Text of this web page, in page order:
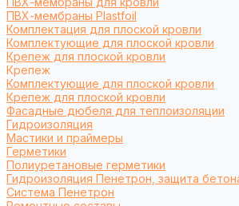
ПВХ-мембраны Plastfoil
Комплектация для плоской кровли
Комплектующие для плоской кровли
Крепеж для плоской кровли
Крепеж
Комплектующие для плоской кровли
Крепеж для плоской кровли
Фасадные дюбеля для теплоизоляции
Гидроизоляция
Мастики и праймеры
Герметики
Полиуретановые герметики
Гидроизоляция Пенетрон, защита
Система Пенетрон